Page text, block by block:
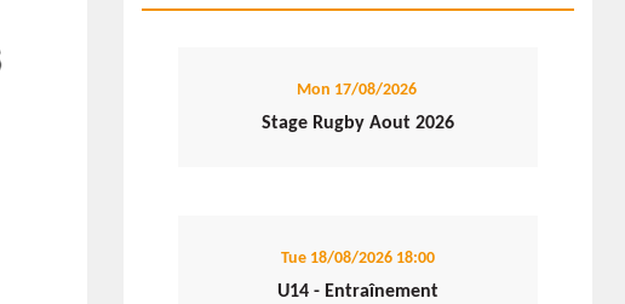
Mon 17/08/2026
Stage Rugby Aout 2026
Tue 18/08/2026 18:00
U14 - Entraînement